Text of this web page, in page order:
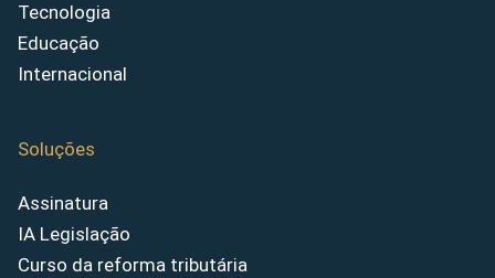
Tecnologia
Educação
Internacional
Soluções
Assinatura
IA Legislação
Curso da reforma tributária